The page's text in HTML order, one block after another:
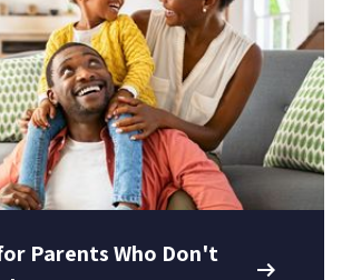
Parents Who Don't
arrow_right_alt